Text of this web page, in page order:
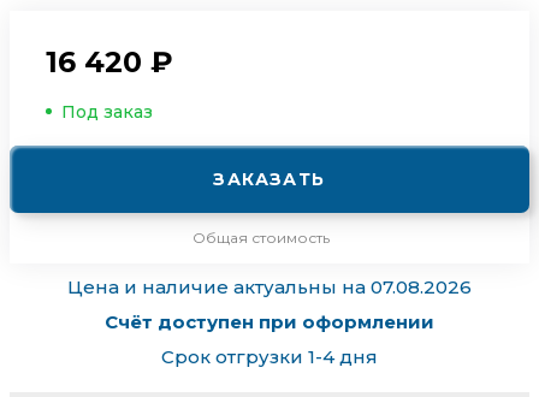
16 420 ₽
Под заказ
ЗАКАЗАТЬ
Общая стоимость
Цена и наличие актуальны на 07.08.2026
Счёт доступен при оформлении
Срок отгрузки 1-4 дня